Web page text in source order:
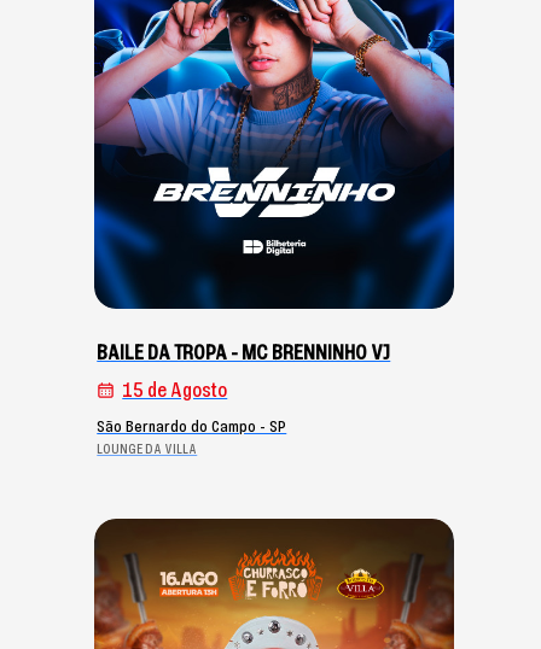
BAILE DA TROPA - MC BRENNINHO VJ
15 de Agosto
São Bernardo do Campo - SP
LOUNGE DA VILLA